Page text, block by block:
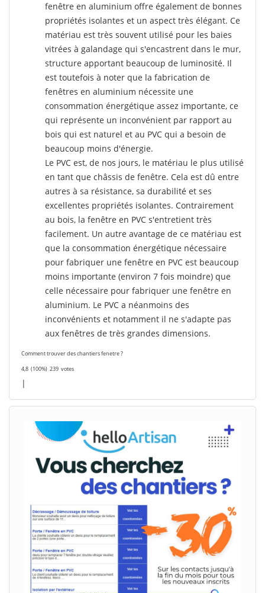
fenêtre en aluminium offre également de bonnes
propriétés isolantes et un aspect très élégant. Ce
matériau est très souvent utilisé pour les baies
vitrées à galandage qui s'encastrent dans le mur,
structure apportant beaucoup de luminosité. Il
est toutefois à noter que la fabrication de
fenêtres en aluminium nécessite une
consommation énergétique assez importante, ce
qui représente un inconvénient par rapport au
bois qui est naturel et au PVC qui a besoin de
beaucoup moins d'énergie.
Le PVC est, de nos jours, le matériau le plus utilisé
en tant que châssis de fenêtre. Cela est dû entre
autres à sa résistance, sa durabilité et ses
excellentes propriétés isolantes. Contrairement
au bois, la fenêtre en PVC s'entretient très
facilement. Un autre avantage de ce matériau est
que la consommation énergétique nécessaire
pour fabriquer une fenêtre en PVC est beaucoup
moins importante (environ 7 fois moindre) que
celle nécessaire pour fabriquer une fenêtre en
aluminium. Le PVC a néanmoins des
inconvénients et notamment il ne s'adapte pas
aux fenêtres de très grandes dimensions.
Comment trouver des chantiers fenetre ?
4,8 (100%) 239 votes
|